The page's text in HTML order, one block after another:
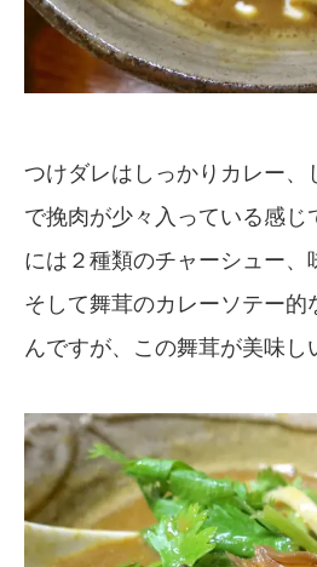
つけダレはしっかりカレー、
で挽肉が少々入っている感じ
には２種類のチャーシュー、
そして舞茸のカレーソテー的
んですが、この舞茸が美味し